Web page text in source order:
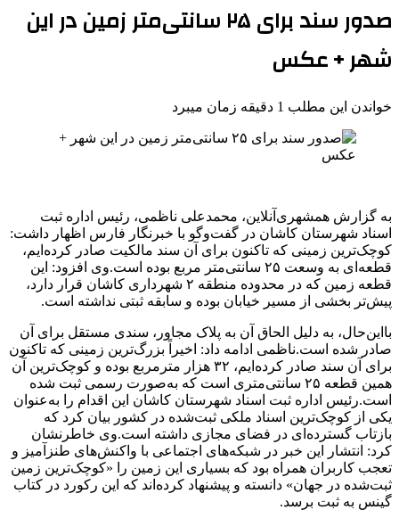
صدور سند برای ۲۵ سانتی‌متر زمین در این
شهر + عکس
خواندن این مطلب 1 دقیقه زمان میبرد
به گزارش همشهری‌آنلاین، محمدعلی ناظمی، رئیس اداره ثبت
اسناد شهرستان کاشان در گفت‌وگو با خبرنگار فارس اظهار داشت:
کوچک‌ترین زمینی که تاکنون برای آن سند مالکیت صادر کرده‌ایم،
قطعه‌ای به وسعت ۲۵ سانتی‌متر مربع بوده است.وی افزود: این
قطعه زمین که در محدوده منطقه ۲ شهرداری کاشان قرار دارد،
پیش‌تر بخشی از مسیر خیابان بوده و سابقه ثبتی نداشته است.
بااین‌حال، به دلیل الحاق آن به پلاک مجاور، سندی مستقل برای آن
صادر شده است.ناظمی ادامه داد: اخیراً بزرگ‌ترین زمینی که تاکنون
برای آن سند صادر کرده‌ایم، ۳۲ هزار مترمربع بوده و کوچک‌ترین آن
همین قطعه ۲۵ سانتی‌متری است که به‌صورت رسمی ثبت شده
است.رئیس اداره ثبت اسناد شهرستان کاشان این اقدام را به‌عنوان
یکی از کوچک‌ترین اسناد ملکی ثبت‌شده در کشور بیان کرد که
بازتاب گسترده‌ای در فضای مجازی داشته است.وی خاطرنشان
کرد: انتشار این خبر در شبکه‌های اجتماعی با واکنش‌های طنزآمیز و
تعجب کاربران همراه بود که بسیاری این زمین را «کوچک‌ترین زمین
ثبت‌شده در جهان» دانسته و پیشنهاد کرده‌اند که این رکورد در کتاب
گینس به ثبت برسد.